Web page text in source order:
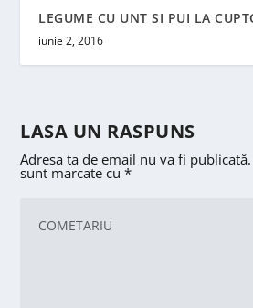
LEGUME CU UNT SI PUI LA
iunie 2, 2016
LASA UN RASPUNS
Adresa ta de email nu va fi publicată.
sunt marcate cu*